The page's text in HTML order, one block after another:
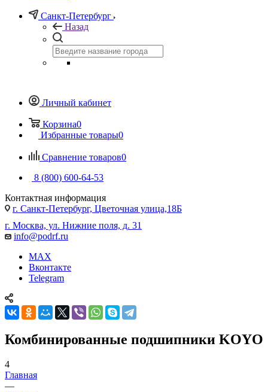
Санкт-Петербург
Назад
Личный кабинет
Корзина0
Избранные товары0
Сравнение товаров0
8 (800) 600-64-53
Контактная информация
г. Санкт-Петербург, Цветочная улица,18Б
г. Москва, ул. Нижние поля, д. 31
info@podrf.ru
MAX
Вконтакте
Telegram
Комбинированные подшипники KOYO
4
Главная
—